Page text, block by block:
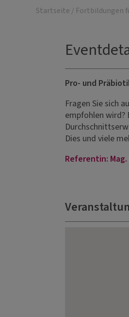
Startseite / Fortbildungen
Pro- und
Fragen Sie sich
empfohlen wird?
Dies und viele
Referentin: